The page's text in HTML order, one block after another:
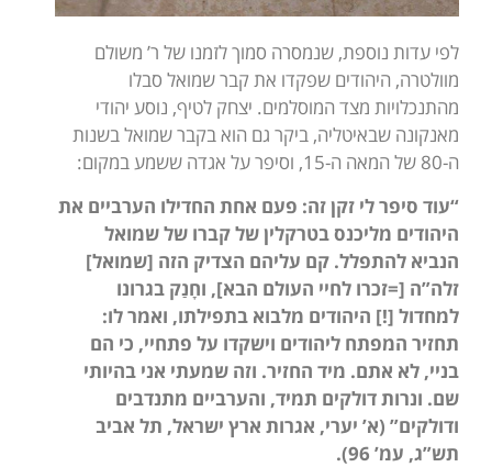
לפי עדות נוספת, שנמסרה סמוך לזמנו של ר’ משולם
מוולטרה, היהודים שפקדו את קבר שמואל סבלו
מהתנכלויות מצד המוסלמים. יצחק לטיף, נוסע יהודי
מאנקונה שבאיטליה, ביקר גם הוא בקבר שמואל בשנות
ה-80 של המאה ה-15, וסיפר על אגדה ששמע במקום:
“עוד סיפר לי זקן זה: פעם אחת החדילו הערביים את
היהודים מליכנס בטרקלין של קברו של שמואל
הנביא להתפלל. קם עליהם הצדיק הזה [שמואל]
זלה”ה [=זכרו לחיי העולם הבא], וחָנַק בגרונו
למחדול [!] היהודים מלבוא בתפילתו, ואמר לו:
תחזיר המפתח ליהודים וישקדו על פתחיי, כי הם
בניי, לא אתם. מיד החזיר. וזה שמעתי אני בהיותי
שם. ונרות דולקים תמיד, והערביים מתנדבים
ודולקים” (א’ יערי, אגרות ארץ ישראל, תל אביב
תש”ג, עמ’ 96).